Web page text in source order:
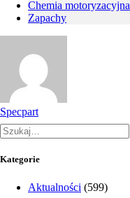
Chemia motoryzacyjna
Zapachy
Specpart
Kategorie
Aktualności (599)